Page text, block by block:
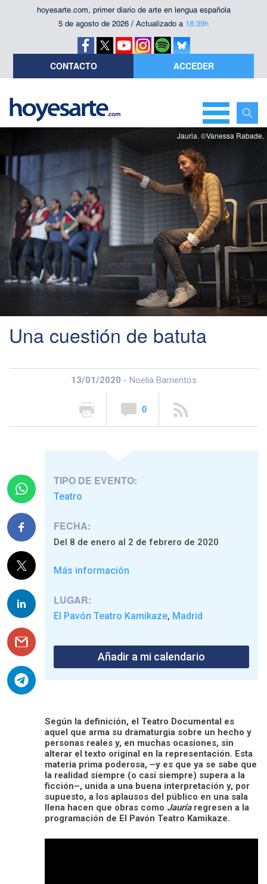
hoyesarte.com, primer diario de arte en lengua española
5 de agosto de 2026 / Actualizado a 18:39h
CONTACTO ACCEDER
Jauria. ©Vanessa Rabade.
Una cuestión de batuta
13/01/2020 - Noelia Barrientos
0
TIPO DE EVENTO:
Teatro
FECHA:
Del 8 de enero al 2 de febrero de 2020
Más información
LUGAR:
El Pavón Teatro Kamikaze, Madrid
Añadir a mi calendario
Según la definición, el Teatro Documental es
aquel que arma su dramaturgia sobre un hecho y
personas reales y, en muchas ocasiones, sin
alterar el texto original en la representación. Esta
materia prima poderosa, –y es que ya se sabe que
la realidad siempre (o casi siempre) supera a la
ficción–, unida a una buena interpretación y, por
supuesto, a los aplausos del público en una sala
llena hacen que obras como Jauríaregresen a la
programación de El Pavón Teatro Kamikaze.